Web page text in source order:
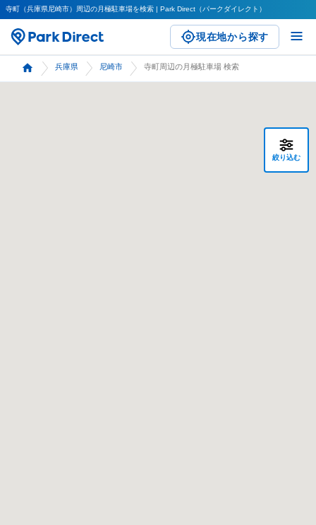
寺町（兵庫県尼崎市）周辺の月極駐車場を検索 | Park Direct（パークダイレクト）
現在地から探す
兵庫県 尼崎市 寺町周辺の月極駐車場 検索
絞り込む